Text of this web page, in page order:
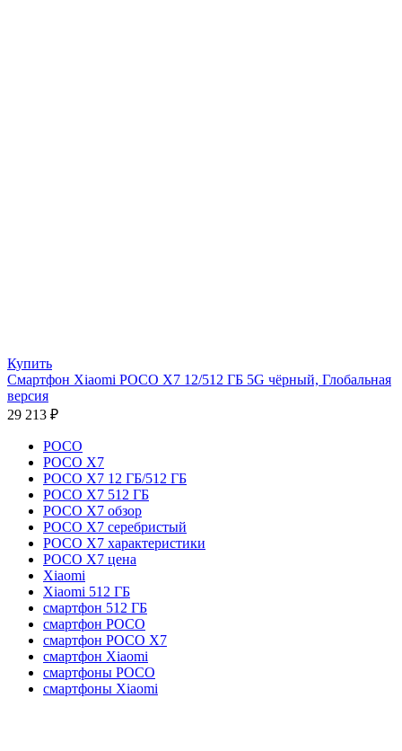
Купить
Смартфон Xiaomi POCO X7 12/512 ГБ 5G чёрный, Глобальная
версия
29 213 ₽
POCO
POCO X7
POCO X7 12 ГБ/512 ГБ
POCO X7 512 ГБ
POCO X7 обзор
POCO X7 серебристый
POCO X7 характеристики
POCO X7 цена
Xiaomi
Xiaomi 512 ГБ
смартфон 512 ГБ
смартфон POCO
смартфон POCO X7
смартфон Xiaomi
смартфоны POCO
смартфоны Xiaomi